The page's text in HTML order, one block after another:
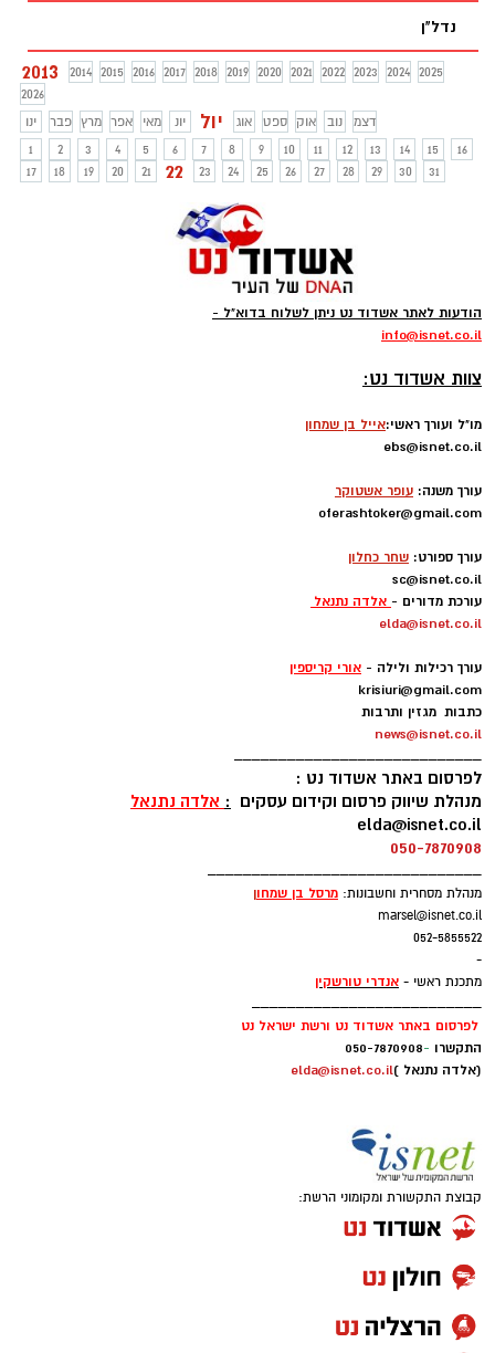
נדל"ן
2013 2014 2015 2016 2017 2018 2019 2020 2021 2022 2023 2024 2025
2026
ינו
פבר מרץ אפר מאי יונ יול אוג ספט אוק נוב
דצמ
1
2 3 4 5 6 7 8 9 10 11 12 13 14 15
16
17
18 19 20 21 22 23 24 25 26 27 28 29 30 31
הודעות לאתר אשדוד נט ניתן לשלוח בדוא"ל -
info@isnet.co.il
צוות אשדוד נט:
מו"ל ועורך ראשי:אייל בן שמחון
ebs@isnet.co.il
עורך משנה: עופר אשטוקר
oferashtoker@gmail.com
עורך ספורט: שחר כחלון
sc@isnet.co.il
עורכת מדורים - אלדה נתנאל
elda@isnet.co.il
עורך רכילות ולילה - אורי קריספין
krisiuri@gmail.com
כתבות מגזין ותרבות
news@isnet.co.il
____________________________
לפרסום באתר אשדוד נט :
מנהלת שיווק פרסום וקידום עסקים : אלדה נתנאל
elda@isnet.co.il
050-7870908
_______________________________
מנהלת מסחרית וחשבונות: מרסל בן שמחון
marsel@isnet.co.il
052-5855522
-
מתכנת ראשי - אנדרי טורשקין
__________________________
לפרסום באתר אשדוד נט ורשת ישראל נט
התקשרו -
050-7870908
(אלדה נתנאל )elda@isnet.co.il
קבוצת התקשורת ומקומוני הרשת: